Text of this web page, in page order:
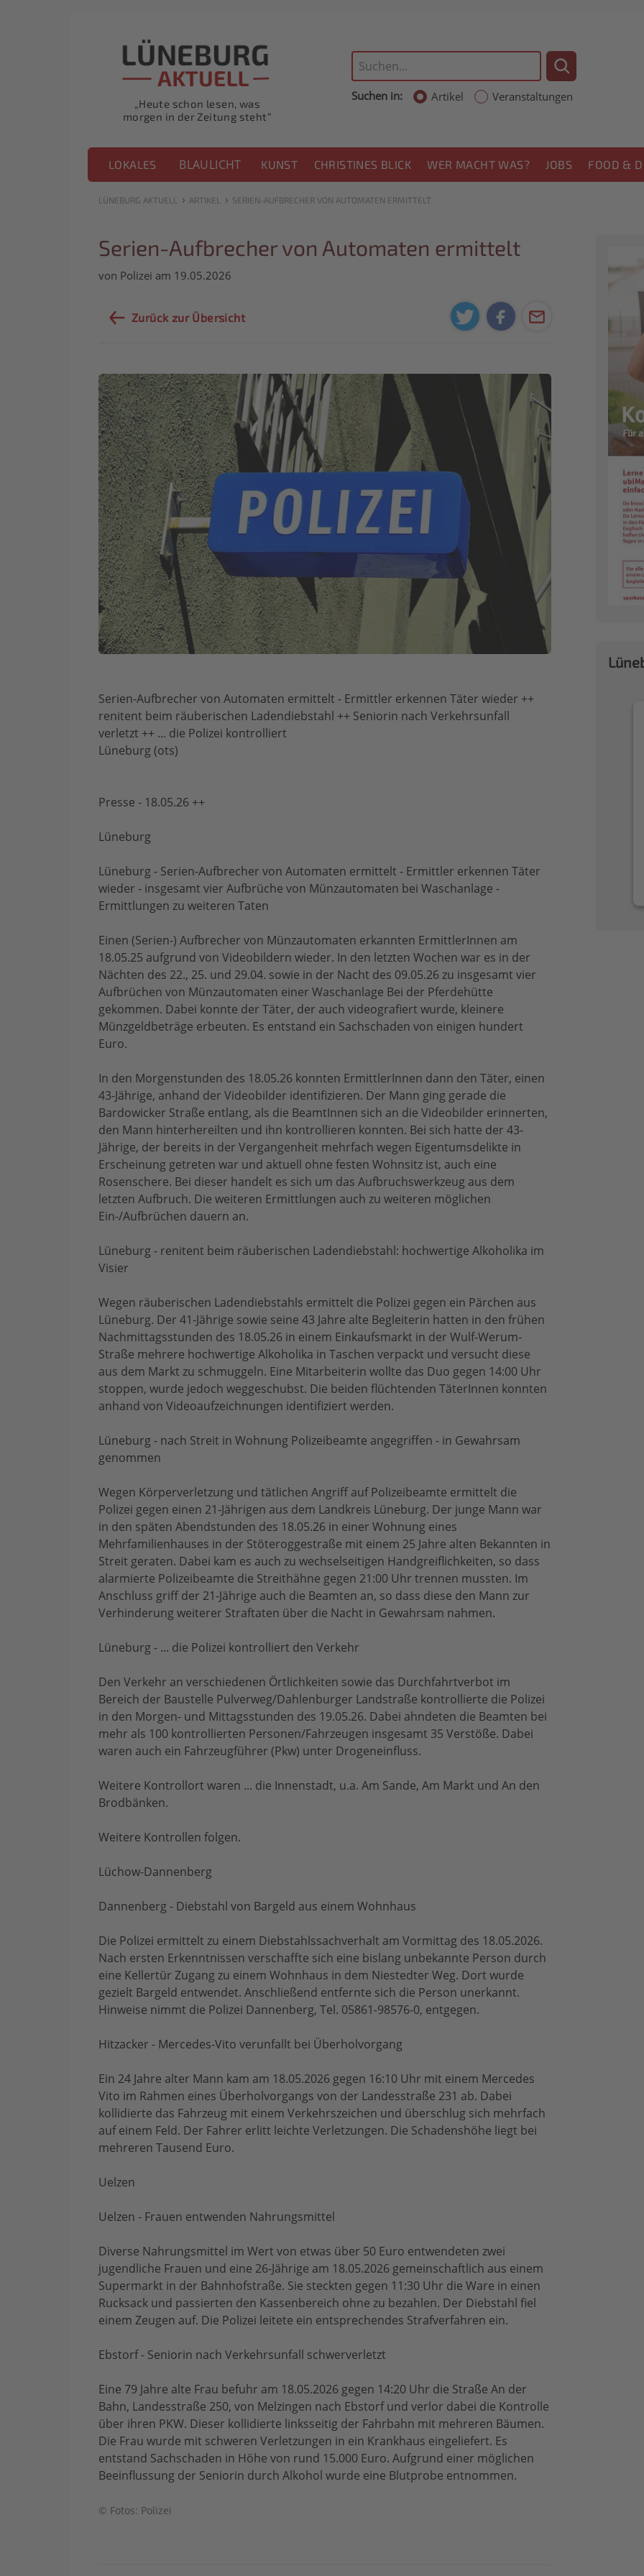
„Heute schon lesen, was
morgen in der Zeitung steht“
Suchen in: Artikel Veranstaltungen
LOKALES BLAULICHT KUNST CHRISTINES BLICK WER MACHT WAS? JOBS FOOD &
LÜNEBURG AKTUELL › ARTIKEL › SERIEN-AUFBRECHER VON AUTOMATEN ERMITTELT
Serien-Aufbrecher von Automaten ermittelt
von Polizei am 19.05.2026
Zurück zur Übersicht
Serien-Aufbrecher von Automaten ermittelt - Ermittler erkennen Täter wieder ++
renitent beim räuberischen Ladendiebstahl ++ Seniorin nach Verkehrsunfall
verletzt ++ ... die Polizei kontrolliert
Lüneburg (ots)
Presse - 18.05.26 ++
Lüneburg
Lüneburg - Serien-Aufbrecher von Automaten ermittelt - Ermittler erkennen Täter
wieder - insgesamt vier Aufbrüche von Münzautomaten bei Waschanlage -
Ermittlungen zu weiteren Taten
Einen (Serien-) Aufbrecher von Münzautomaten erkannten ErmittlerInnen am
18.05.25 aufgrund von Videobildern wieder. In den letzten Wochen war es in der
Nächten des 22., 25. und 29.04. sowie in der Nacht des 09.05.26 zu insgesamt vier
Aufbrüchen von Münzautomaten einer Waschanlage Bei der Pferdehütte
gekommen. Dabei konnte der Täter, der auch videografiert wurde, kleinere
Münzgeldbeträge erbeuten. Es entstand ein Sachschaden von einigen hundert
Euro.
In den Morgenstunden des 18.05.26 konnten ErmittlerInnen dann den Täter, einen
43-Jährige, anhand der Videobilder identifizieren. Der Mann ging gerade die
Bardowicker Straße entlang, als die BeamtInnen sich an die Videobilder erinnerten,
den Mann hinterhereilten und ihn kontrollieren konnten. Bei sich hatte der 43-
Jährige, der bereits in der Vergangenheit mehrfach wegen Eigentumsdelikte in
Erscheinung getreten war und aktuell ohne festen Wohnsitz ist, auch eine
Rosenschere. Bei dieser handelt es sich um das Aufbruchswerkzeug aus dem
letzten Aufbruch. Die weiteren Ermittlungen auch zu weiteren möglichen
Ein-/Aufbrüchen dauern an.
Lüneburg - renitent beim räuberischen Ladendiebstahl: hochwertige Alkoholika im
Visier
Wegen räuberischen Ladendiebstahls ermittelt die Polizei gegen ein Pärchen aus
Lüneburg. Der 41-Jährige sowie seine 43 Jahre alte Begleiterin hatten in den frühen
Nachmittagsstunden des 18.05.26 in einem Einkaufsmarkt in der Wulf-Werum-
Straße mehrere hochwertige Alkoholika in Taschen verpackt und versucht diese
aus dem Markt zu schmuggeln. Eine Mitarbeiterin wollte das Duo gegen 14:00 Uhr
stoppen, wurde jedoch weggeschubst. Die beiden flüchtenden TäterInnen konnten
anhand von Videoaufzeichnungen identifiziert werden.
Lüneburg - nach Streit in Wohnung Polizeibeamte angegriffen - in Gewahrsam
genommen
Wegen Körperverletzung und tätlichen Angriff auf Polizeibeamte ermittelt die
Polizei gegen einen 21-Jährigen aus dem Landkreis Lüneburg. Der junge Mann war
in den späten Abendstunden des 18.05.26 in einer Wohnung eines
Mehrfamilienhauses in der Stöteroggestraße mit einem 25 Jahre alten Bekannten in
Streit geraten. Dabei kam es auch zu wechselseitigen Handgreiflichkeiten, so dass
alarmierte Polizeibeamte die Streithähne gegen 21:00 Uhr trennen mussten. Im
Anschluss griff der 21-Jährige auch die Beamten an, so dass diese den Mann zur
Verhinderung weiterer Straftaten über die Nacht in Gewahrsam nahmen.
Lüneburg - ... die Polizei kontrolliert den Verkehr
Den Verkehr an verschiedenen Örtlichkeiten sowie das Durchfahrtverbot im
Bereich der Baustelle Pulverweg/Dahlenburger Landstraße kontrollierte die Polizei
in den Morgen- und Mittagsstunden des 19.05.26. Dabei ahndeten die Beamten bei
mehr als 100 kontrollierten Personen/Fahrzeugen insgesamt 35 Verstöße. Dabei
waren auch ein Fahrzeugführer (Pkw) unter Drogeneinfluss.
Weitere Kontrollort waren ... die Innenstadt, u.a. Am Sande, Am Markt und An den
Brodbänken.
Weitere Kontrollen folgen.
Lüchow-Dannenberg
Dannenberg - Diebstahl von Bargeld aus einem Wohnhaus
Die Polizei ermittelt zu einem Diebstahlssachverhalt am Vormittag des 18.05.2026.
Nach ersten Erkenntnissen verschaffte sich eine bislang unbekannte Person durch
eine Kellertür Zugang zu einem Wohnhaus in dem Niestedter Weg. Dort wurde
gezielt Bargeld entwendet. Anschließend entfernte sich die Person unerkannt.
Hinweise nimmt die Polizei Dannenberg, Tel. 05861-98576-0, entgegen.
Hitzacker - Mercedes-Vito verunfallt bei Überholvorgang
Ein 24 Jahre alter Mann kam am 18.05.2026 gegen 16:10 Uhr mit einem Mercedes
Vito im Rahmen eines Überholvorgangs von der Landesstraße 231 ab. Dabei
kollidierte das Fahrzeug mit einem Verkehrszeichen und überschlug sich mehrfach
auf einem Feld. Der Fahrer erlitt leichte Verletzungen. Die Schadenshöhe liegt bei
mehreren Tausend Euro.
Uelzen
Uelzen - Frauen entwenden Nahrungsmittel
Diverse Nahrungsmittel im Wert von etwas über 50 Euro entwendeten zwei
jugendliche Frauen und eine 26-Jährige am 18.05.2026 gemeinschaftlich aus einem
Supermarkt in der Bahnhofstraße. Sie steckten gegen 11:30 Uhr die Ware in einen
Rucksack und passierten den Kassenbereich ohne zu bezahlen. Der Diebstahl fiel
einem Zeugen auf. Die Polizei leitete ein entsprechendes Strafverfahren ein.
Ebstorf - Seniorin nach Verkehrsunfall schwerverletzt
Eine 79 Jahre alte Frau befuhr am 18.05.2026 gegen 14:20 Uhr die Straße An der
Bahn, Landesstraße 250, von Melzingen nach Ebstorf und verlor dabei die Kontrolle
über ihren PKW. Dieser kollidierte linksseitig der Fahrbahn mit mehreren Bäumen.
Die Frau wurde mit schweren Verletzungen in ein Krankhaus eingeliefert. Es
entstand Sachschaden in Höhe von rund 15.000 Euro. Aufgrund einer möglichen
Beeinflussung der Seniorin durch Alkohol wurde eine Blutprobe entnommen.
© Fotos: Polizei